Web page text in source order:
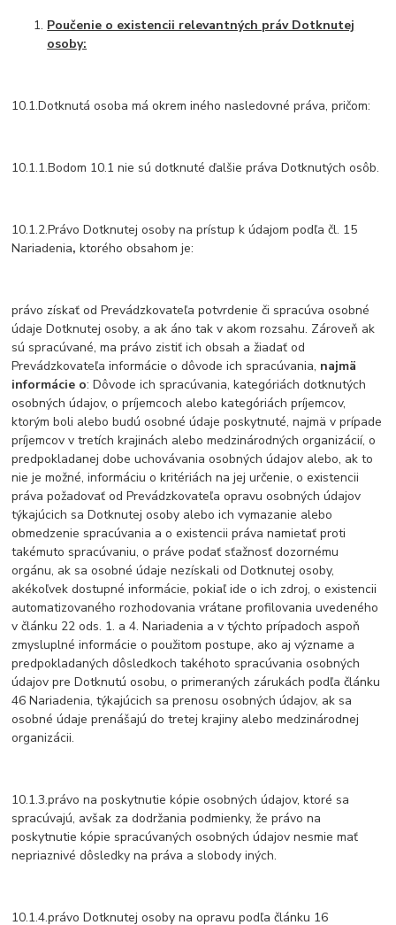
Poučenie o existencii relevantných práv Dotknutej
osoby:
10.1.Dotknutá osoba má okrem iného nasledovné práva, pričom:
10.1.1.Bodom 10.1 nie sú dotknuté ďalšie práva Dotknutých osôb.
10.1.2.Právo Dotknutej osoby na prístup k údajom podľa čl. 15
Nariadenia,ktorého obsahom je:
právo získať od Prevádzkovateľa potvrdenie či spracúva osobné
údaje Dotknutej osoby, a ak áno tak v akom rozsahu. Zároveň ak
sú spracúvané, ma právo zistiť ich obsah a žiadať od
Prevádzkovateľa informácie o dôvode ich spracúvania, najmä
informácie o: Dôvode ich spracúvania, kategóriách dotknutých
osobných údajov, o príjemcoch alebo kategóriách príjemcov,
ktorým boli alebo budú osobné údaje poskytnuté, najmä v prípade
príjemcov v tretích krajinách alebo medzinárodných organizácií, o
predpokladanej dobe uchovávania osobných údajov alebo, ak to
nie je možné, informáciu o kritériách na jej určenie, o existencii
práva požadovať od Prevádzkovateľa opravu osobných údajov
týkajúcich sa Dotknutej osoby alebo ich vymazanie alebo
obmedzenie spracúvania a o existencii práva namietať proti
takémuto spracúvaniu, o práve podať sťažnosť dozornému
orgánu, ak sa osobné údaje nezískali od Dotknutej osoby,
akékoľvek dostupné informácie, pokiaľ ide o ich zdroj, o existencii
automatizovaného rozhodovania vrátane profilovania uvedeného
v článku 22 ods. 1. a 4. Nariadenia a v týchto prípadoch aspoň
zmysluplné informácie o použitom postupe, ako aj význame a
predpokladaných dôsledkoch takéhoto spracúvania osobných
údajov pre Dotknutú osobu, o primeraných zárukách podľa článku
46 Nariadenia, týkajúcich sa prenosu osobných údajov, ak sa
osobné údaje prenášajú do tretej krajiny alebo medzinárodnej
organizácii.
10.1.3.právo na poskytnutie kópie osobných údajov, ktoré sa
spracúvajú, avšak za dodržania podmienky, že právo na
poskytnutie kópie spracúvaných osobných údajov nesmie mať
nepriaznivé dôsledky na práva a slobody iných.
10.1.4.právo Dotknutej osoby na opravu podľa článku 16